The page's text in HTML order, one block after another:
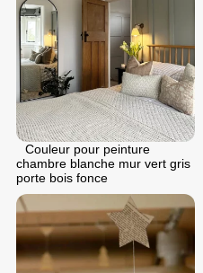
Couleur pour peinture
chambre blanche mur vert gris
porte bois fonce